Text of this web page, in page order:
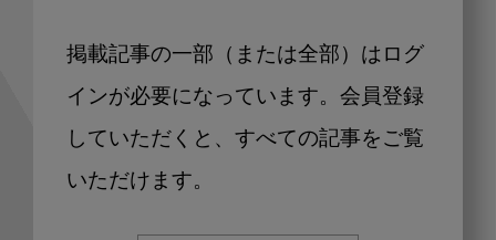
掲載記事の一部（または全部）はログ
インが必要になっています。会員登録
していただくと、すべての記事をご覧
いただけます。